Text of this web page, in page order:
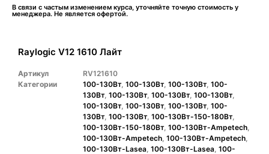
В связи с частым изменением курса, уточняйте точную стоимость у
менеджера. Не является офертой.
Raylogic V12 1610 Лайт
Артикул
RV121610
Категории
100-130Вт, 100-130Вт, 100-130Вт, 100-
130Вт, 100-130Вт, 100-130Вт, 100-130Вт,
100-130Вт, 100-130Вт, 100-130Вт, 100-
130Вт, 100-130Вт, 100-130Вт-150-180Вт,
100-130Вт-150-180Вт, 100-130Вт-Ampetech
100-130Вт-Ampetech 100-130Вт-Ampetech
100-130Вт-Lasea 100-130Вт-Lasea 100-